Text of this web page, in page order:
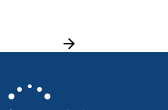
arrow_forward